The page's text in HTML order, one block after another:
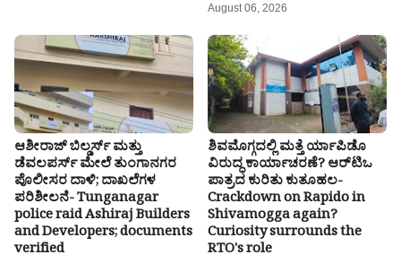
August 06, 2026
ಆಶೀರಾಜ್ ಬಿಲ್ಡರ್ಸ್ ಮತ್ತು
ಡೆವಲಪರ್ಸ್ ಮೇಲೆ ತುಂಗಾನಗರ
ಪೊಲೀಸರ ದಾಳಿ; ದಾಖಲೆಗಳ
ಪರಿಶೀಲನೆ- Tunganagar
police raid Ashiraj Builders
and Developers; documents
verified
ಶಿವಮೊಗ್ಗದಲ್ಲಿ ಮತ್ತೆ ರ್ಯಾಪಿಡೊ
ವಿರುದ್ಧ ಕಾರ್ಯಾಚರಣೆ? ಆರ್‌ಟಿಒ
ಪಾತ್ರದ ಕುರಿತು ಕುತೂಹಲ-
Crackdown on Rapido in
Shivamogga again?
Curiosity surrounds the
RTO's role